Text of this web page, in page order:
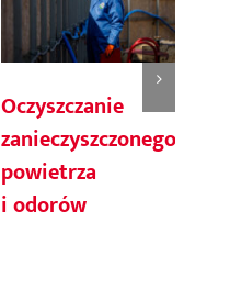
Oczyszczanie
zanieczyszczonego
powietrza
i odorów